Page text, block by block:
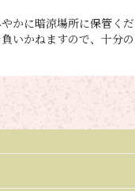
かに暗涼場所に保管く
いかねますので、十分